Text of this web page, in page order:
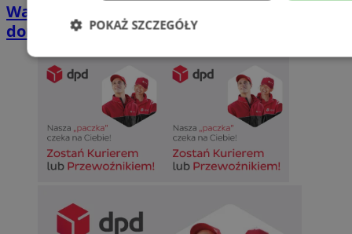
Wakacyjny wypoczynek nad Bałtykiem w
domkach Szmaragdowe Morze
POKAŻ SZCZEGÓŁY
Niezbędne Wydajność
Niesklasyfikowane
Niezbędne Wydajność Targetowanie